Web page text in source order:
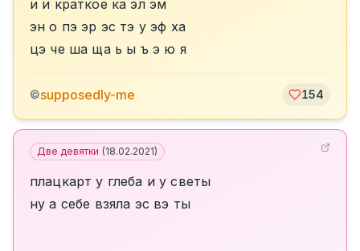
и и краткое ка эл эм
эн о пэ эр эс тэ у эф ха
цэ че ша ща ь ы ъ э ю я
©supposedly-me 154
Две девятки (18.02.2021)
плацкарт у глеба и у светы
ну а себе взяла эс вэ ты